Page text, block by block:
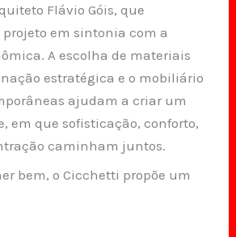
Flávio Góis, que
em sintonia com a
A escolha de materiais
estratégica e o mobiliário
ajudam a criar um
em que sofisticação, conforto,
caminham juntos.
bem, o Cicchetti propõe um